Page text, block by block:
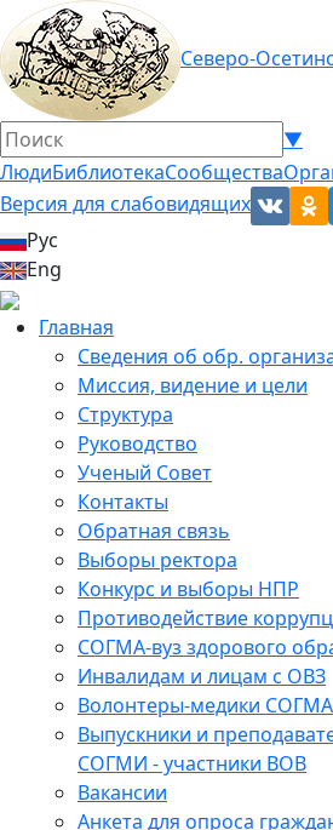
Северо-
▼
ЛюдиБиблиотекаСообщества
Версия для слабовидящих
Рус
Eng
Главная
Сведения об обр.
Миссия, видение и цели
Структура
Руководство
Ученый Совет
Контакты
Обратная связь
Выборы ректора
Конкурс и выборы НПР
Противодействие
СОГМА-вуз здорового
Инвалидам и лицам с ОВЗ
Волонтеры-медики СОГМА
Выпускники и
СОГМИ - участники ВОВ
Вакансии
Анкета для опроса